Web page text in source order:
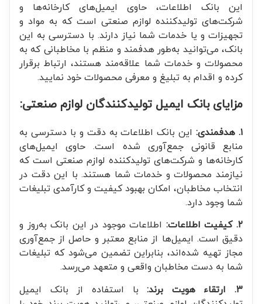
این بانک اطلاعات، حاوی ایمیل‌های کارخانه‌ها و
شرکت‌های تولیدکننده لوازم صنعتی است که به مواد و
تجهیزات و یا خدمات شما نیاز دارند. با دسترسی به این
بانک، می‌توانید به‌طور هدفمند و منظم با مخاطبانی که به
محصولات و خدمات شما علاقه‌مند هستند، ارتباط برقرار
کرده و اقدام به تبلیغ و معرفی محصولات خود نمایید.
مزایای بانک ایمیل تولیدکنندگان لوازم صنعتی:
این بانک اطلاعات به دقت و با دسترسی به
منابع قانونی جمع‌آوری شده است. حاوی ایمیل‌های
کارخانه‌ها و شرکت‌های تولیدکننده لوازم صنعتی است که
نیازمند محصولات و خدمات شما هستند. با این دقت در
انتخاب مخاطبان، امکان بهبود کیفیت و کارآمدی تبلیغات
شما وجود دارد.
اطلاعات موجود در این بانک به‌روز و
دقیق است. ایمیل‌ها از منابع معتبر و حاصل از جمع‌آوری
مجاز تهیه شده‌اند، بنابراین تضمین می‌شود که تبلیغات
شما به دست مخاطبان واقعی و متعهد می‌رسد.
با استفاده از بانک ایمیل